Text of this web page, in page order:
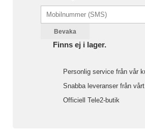
Bevaka
Finns ej i lager.
Personlig service från vår
Snabba leveranser från
Officiell Tele2-butik